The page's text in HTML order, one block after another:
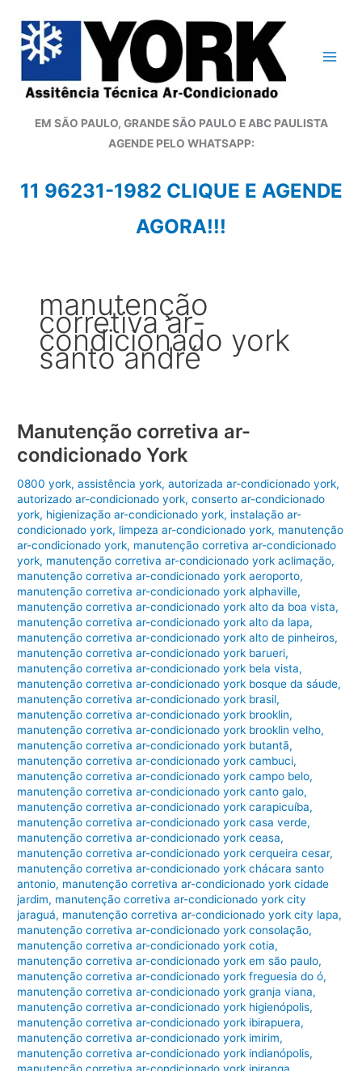
para
conteúdo
EM SÃO PAULO, GRANDE SÃO PAULO E ABC PAULISTA
AGENDE PELO WHATSAPP:
11 96231-1982 CLIQUE E AGENDE
AGORA!!!
manutenção
corretiva ar-
condicionado york
santo andré
Manutenção corretiva ar-
condicionado York
0800 york,assistência york,autorizada ar-condicionado york,
autorizado ar-condicionado york,conserto ar-condicionado
york, higienização ar-condicionado york, instalação ar-
condicionado york, limpeza ar-condicionado york, manutenção
ar-condicionado york, manutenção corretiva ar-condicionado
york, manutenção corretiva ar-condicionado york aclimação,
manutenção corretiva ar-condicionado york aeroporto,
manutenção corretiva ar-condicionado york alphaville,
manutenção corretiva ar-condicionado york alto da boa vista,
manutenção corretiva ar-condicionado york alto da lapa,
manutenção corretiva ar-condicionado york alto de pinheiros,
manutenção corretiva ar-condicionado york barueri,
manutenção corretiva ar-condicionado york bela vista,
manutenção corretiva ar-condicionado york bosque da sáude,
manutenção corretiva ar-condicionado york brasil,
manutenção corretiva ar-condicionado york brooklin,
manutenção corretiva ar-condicionado york brooklin velho,
manutenção corretiva ar-condicionado york butantã,
manutenção corretiva ar-condicionado york cambuci,
manutenção corretiva ar-condicionado york campo belo,
manutenção corretiva ar-condicionado york canto galo,
manutenção corretiva ar-condicionado york carapicuíba,
manutenção corretiva ar-condicionado york casa verde,
manutenção corretiva ar-condicionado york ceasa,
manutenção corretiva ar-condicionado york cerqueira cesar,
manutenção corretiva ar-condicionado york chácara santo
antonio, manutenção corretiva ar-condicionado york cidade
jardim, manutenção corretiva ar-condicionado york city
jaraguá, manutenção corretiva ar-condicionado york city lapa,
manutenção corretiva ar-condicionado york consolação,
manutenção corretiva ar-condicionado york cotia,
manutenção corretiva ar-condicionado york em são paulo,
manutenção corretiva ar-condicionado york freguesia do ó,
manutenção corretiva ar-condicionado york granja viana,
manutenção corretiva ar-condicionado york higienópolis,
manutenção corretiva ar-condicionado york ibirapuera,
manutenção corretiva ar-condicionado york imirim,
manutenção corretiva ar-condicionado york indianópolis,